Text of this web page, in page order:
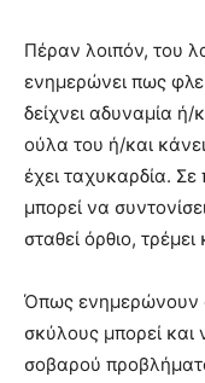
Πέραν λοιπόν, του
ενημερώνει πως
δείχνει αδυναμία ή/
ούλα του ή/και
έχει ταχυκαρδία. Σε
μπορεί να
σταθεί όρθιο,
Όπως ενημερώνουν
σκύλους μπορεί και
σοβαρού